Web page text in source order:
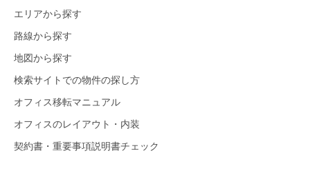
エリアから探す
路線から探す
地図から探す
検索サイトでの物件の探し方
オフィス移転マニュアル
オフィスのレイアウト・内装
契約書・重要事項説明書チェック